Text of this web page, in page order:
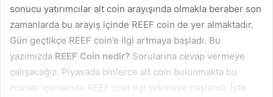
sonucu yatırımcılar alt coin arayışında olmakla beraber son
zamanlarda bu arayış içinde REEF coin de yer almaktadır.
Gün geçtikçe REEF coin’e ilgi artmaya başladı. Bu
yazımızda REEF Coin nedir? Sorularına cevap vermeye
çalışacağız. Piyasada binlerce alt coin bulunmakta bu
coinler içerisinde REEF coin ilgi çekmeye başlandı. İşte